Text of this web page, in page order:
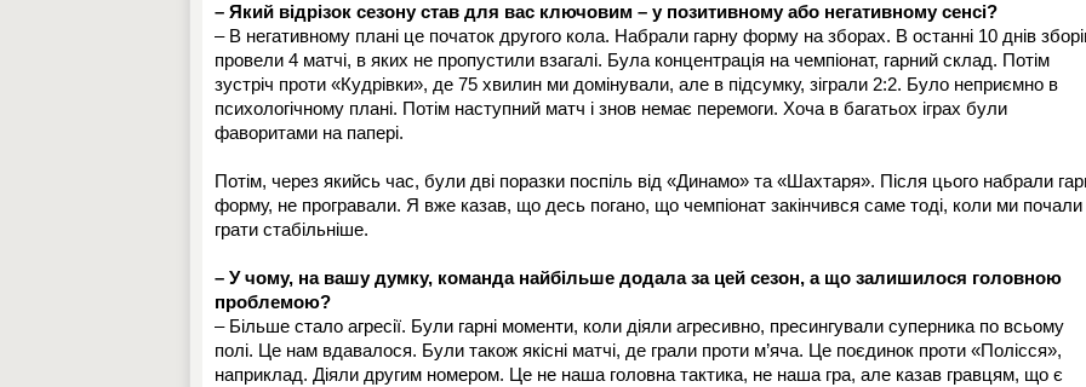
– Який відрізок сезону став для вас ключовим – у позитивному або негативному сенсі?
– В негативному плані це початок другого кола. Набрали гарну форму на зборах. В останні 10 днів
провели 4 матчі, в яких не пропустили взагалі. Була концентрація на чемпіонат, гарний склад. Потім
зустріч проти «Кудрівки», де 75 хвилин ми домінували, але в підсумку, зіграли 2:2. Було неприємно в
психологічному плані. Потім наступний матч і знов немає перемоги. Хоча в багатьох іграх були
фаворитами на папері.
Потім, через якийсь час, були дві поразки поспіль від «Динамо» та «Шахтаря». Після цього набрали
форму, не програвали. Я вже казав, що десь погано, що чемпіонат закінчився саме тоді, коли ми почали
грати стабільніше.
– У чому, на вашу думку, команда найбільше додала за цей сезон, а що залишилося головною
проблемою?
– Більше стало агресії. Були гарні моменти, коли діяли агресивно, пресингували суперника по всьому
полі. Це нам вдавалося. Були також якісні матчі, де грали проти м’яча. Це поєдинок проти «Полісся»,
наприклад. Діяли другим номером. Це не наша головна тактика, не наша гра, але казав гравцям, що є